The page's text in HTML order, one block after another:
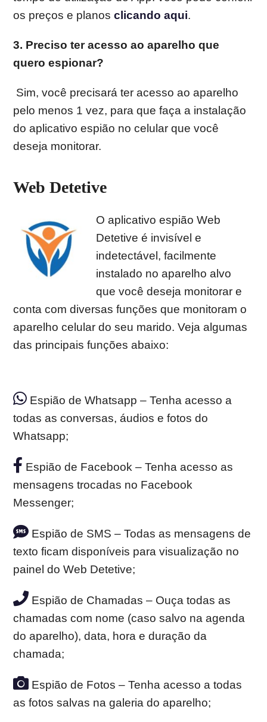
os preços e planosclicando aqui.
3. Preciso ter acesso ao aparelho que
quero espionar?
Sim, você precisará ter acesso ao aparelho
pelo menos 1 vez, para que faça a instalação
do aplicativo espião no celular que você
deseja monitorar.
Web Detetive
O aplicativo espião Web
Detetive é invisível e
indetectável, facilmente
instalado no aparelho alvo
que você deseja monitorar e
conta com diversas funções que monitoram o
aparelho celular do seu marido. Veja algumas
das principais funções abaixo:
Espião de Whatsapp – Tenha acesso a
todas as conversas, áudios e fotos do
Whatsapp;
Espião de Facebook – Tenha acesso as
mensagens trocadas no Facebook
Messenger;
Espião de SMS – Todas as mensagens de
texto ficam disponíveis para visualização no
painel do Web Detetive;
Espião de Chamadas – Ouça todas as
chamadas com nome (caso salvo na agenda
do aparelho), data, hora e duração da
chamada;
Espião de Fotos – Tenha acesso a todas
as fotos salvas na galeria do aparelho;